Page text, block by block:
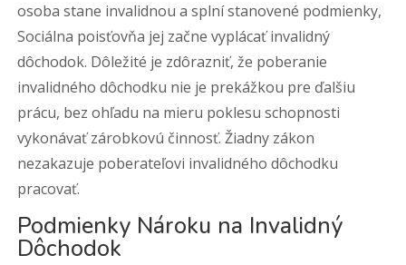
osoba stane invalidnou a splní stanovené podmienky,
Sociálna poisťovňa jej začne vyplácať invalidný
dôchodok. Dôležité je zdôrazniť, že poberanie
invalidného dôchodku nie je prekážkou pre ďalšiu
prácu, bez ohľadu na mieru poklesu schopnosti
vykonávať zárobkovú činnosť. Žiadny zákon
nezakazuje poberateľovi invalidného dôchodku
pracovať.
Podmienky Nároku na Invalidný
Dôchodok